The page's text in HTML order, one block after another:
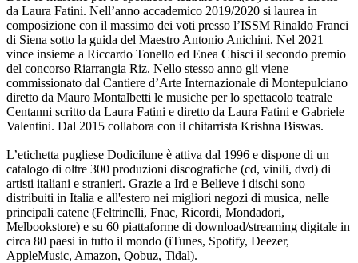
da Laura Fatini. Nell’anno accademico 2019/2020 si laurea in
composizione con il massimo dei voti presso l’ISSM Rinaldo Franci
di Siena sotto la guida del Maestro Antonio Anichini. Nel 2021
vince insieme a Riccardo Tonello ed Enea Chisci il secondo premio
del concorso Riarrangia Riz. Nello stesso anno gli viene
commissionato dal Cantiere d’Arte Internazionale di Montepulciano
diretto da Mauro Montalbetti le musiche per lo spettacolo teatrale
Centanni scritto da Laura Fatini e diretto da Laura Fatini e Gabriele
Valentini. Dal 2015 collabora con il chitarrista Krishna Biswas.
L’etichetta pugliese Dodicilune è attiva dal 1996 e dispone di un
catalogo di oltre 300 produzioni discografiche (cd, vinili, dvd) di
artisti italiani e stranieri. Grazie a Ird e Believe i dischi sono
distribuiti in Italia e all'estero nei migliori negozi di musica, nelle
principali catene (Feltrinelli, Fnac, Ricordi, Mondadori,
Melbookstore) e su 60 piattaforme di download/streaming digitale in
circa 80 paesi in tutto il mondo (iTunes, Spotify, Deezer,
AppleMusic, Amazon, Qobuz, Tidal).